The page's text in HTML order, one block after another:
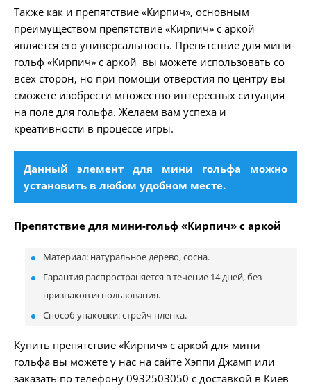
Также как и препятствие «Кирпич», основным
преимуществом препятствие «Кирпич» с аркой
является его универсальность. Препятствие для мини-
гольф «Кирпич» с аркой вы можете использовать со
всех сторон, но при помощи отверстия по центру вы
сможете изобрести множество интересных ситуация
на поле для гольфа. Желаем вам успеха и
креативности в процессе игры.
Данный элемент для мини гольфа можно
установить в любом удобном месте.
Препятствие для мини-гольф «Кирпич» с аркой
Материал: натуральное дерево, сосна.
Гарантия распространяется в течение 14 дней, без
признаков использования.
Способ упаковки: стрейч пленка.
Купить препятствие «Кирпич» с аркой для мини
гольфа вы можете у нас на сайте Хэппи Джамп или
заказать по телефону 0932503050 с доставкой в Киев